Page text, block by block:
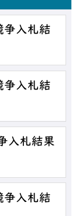
入札結
入札結
入札結果
入札結